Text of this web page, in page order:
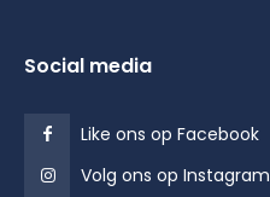
Social media
Like ons op Facebook
Volg ons op Instagram